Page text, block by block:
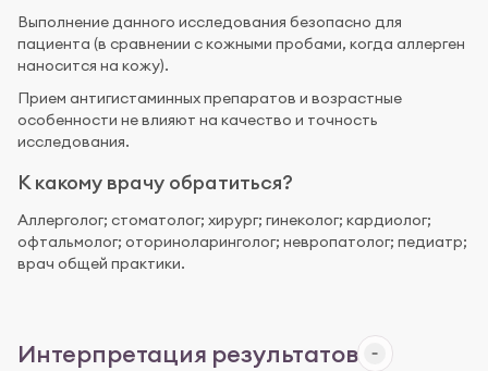
Выполнение данного исследования безопасно для
пациента (в сравнении с кожными пробами, когда аллерген
наносится на кожу).
Прием антигистаминных препаратов и возрастные
особенности не влияют на качество и точность
исследования.
К какому врачу обратиться?
Аллерголог; стоматолог; хирург; гинеколог; кардиолог;
офтальмолог; оториноларинголог; невропатолог; педиатр;
врач общей практики.
Интерпретация результатов